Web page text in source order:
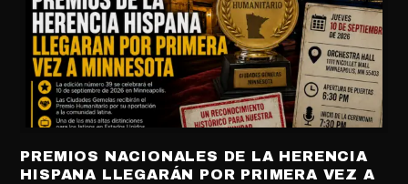
PREMIOS NACIONALES DE LA HERENCIA
HISPANA LLEGARÁN POR PRIMERA VEZ A